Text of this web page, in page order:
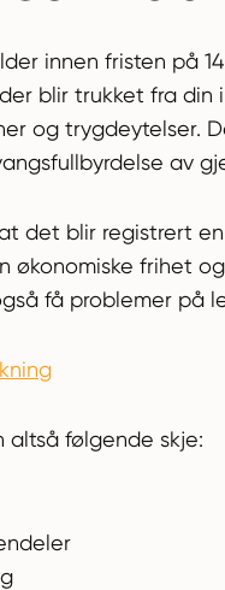
innen fristen på
blir trukket fra
og trygdeytelser.
av
det blir registrert
økonomiske frihet
få problemer på
altså følgende skje: